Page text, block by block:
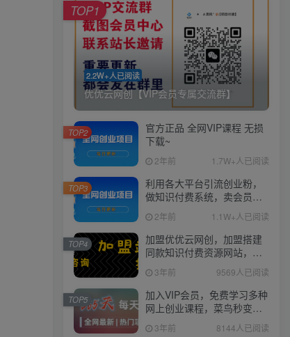
2.2W+人已阅读
优优云网创【VIP会员专属交流群】
TOP1
官方正品 全网VIP课程 无损
下载~
2年前 1.7W+人已阅读
TOP2
利用各大平台引流创业粉，
做知识付费系统，卖会员，
卖课程，实现日入几百几千
2年前 1.1W+人已阅读
TOP3
加盟优优云网创，加盟搭建
同款知识付费资源网站，实
现长期稳定被动收入~
3年前 9569人已阅读
TOP4
加入VIP会员，免费学习多种
网上创业课程，菜鸟秒变大
神！
3年前 8144人已阅读
TOP5